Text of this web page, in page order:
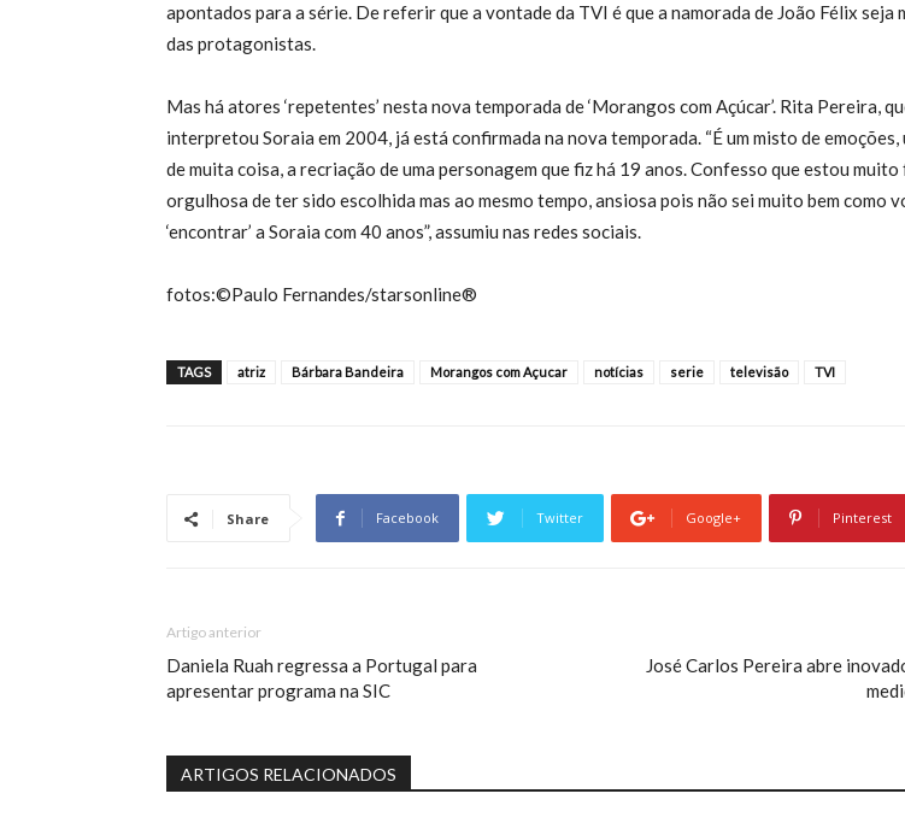
apontados para a série. De referir que a vontade da TVI é que a namorada de João Félix seja
das protagonistas.
Mas há atores ‘repetentes’ nesta nova temporada de ‘Morangos com Açúcar’. Rita Pereira,
interpretou Soraia em 2004, já está confirmada na nova temporada. “É um misto de
de muita coisa, a recriação de uma personagem que fiz há 19 anos. Confesso que estou
orgulhosa de ter sido escolhida mas ao mesmo tempo, ansiosa pois não sei muito bem como
‘encontrar’ a Soraia com 40 anos”, assumiu nas redes sociais.
fotos:©Paulo Fernandes/starsonline®
TAGS atriz Bárbara Bandeira Morangos com Açucar notícias serie televisão TVI
Share Facebook Twitter Google+ Pinterest
Artigo anterior
Daniela Ruah regressa a Portugal para
apresentar programa na SIC
José Carlos Pereira abre
ARTIGOS RELACIONADOS